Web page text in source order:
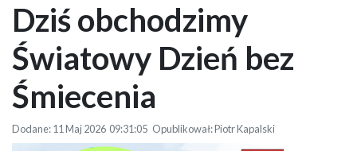
Dziś obchodzimy
Światowy Dzień bez
Śmiecenia
Dodane: 11 Maj 2026 09:31:05 Opublikował: Piotr Kapalski